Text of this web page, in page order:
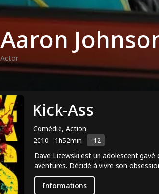
Aaron
Actor
Kick-Ass
Comédie, Action
2010
1h52min
-12
Dave Lizewski est un adolescent gavé
aventures. Décidé à vivre son
Informations